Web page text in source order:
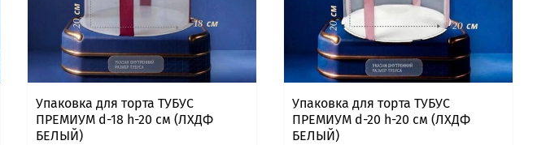
Упаковка для торта ТУБУС
ПРЕМИУМ d-18 h-20 см (ЛХДФ
БЕЛЫЙ)
Упаковка для торта ТУБУС
ПРЕМИУМ d-20 h-20 см (ЛХДФ
БЕЛЫЙ)